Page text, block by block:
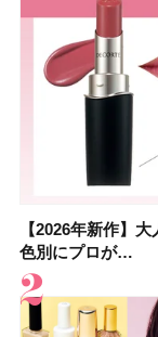
【2026年新作】
色別にプロが…
【上田竜也さん
したからこそ愛が
【2026年新作】
色別にプロが…
【2026夏】「香
容マニア・マ…
【2026年最新】
ク6選！ 美活…
【2026年夏】40
入れが楽な…
【フォロー＆い
を1組2名様にプ…
【セザンヌ】8/7
」10モモピュ…